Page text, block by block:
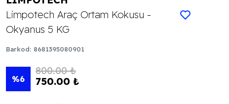
Limpotech Araç Ortam Kokusu -
Okyanus 5 KG
Barkod: 8681395080901
%6
800.00 ₺
750.00 ₺